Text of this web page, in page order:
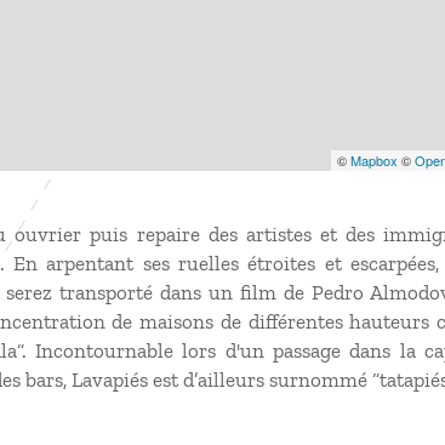
©Mapbox ©
puis repaire des artistes et des
arpentant ses ruelles étroites et
transporté dans un film de Pedro
de maisons de différentes hauteurs
Incontournable lors d'un passage dans la
Lavapiés est d’ailleurs surnommé